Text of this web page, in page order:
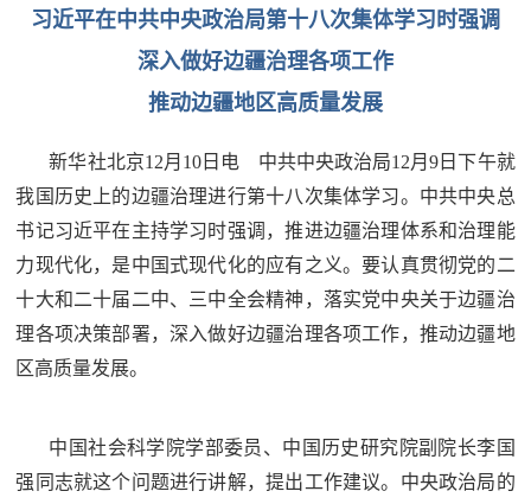
要
时
点
追
热
点
国
规
习近平在中共中央政治局第十八次集体学习时强调
深入做好边疆治理各项工作
推动边疆地区高质量发展
新华社北京12月10日电 中共中央政治局12月9日下午就
我国历史上的边疆治理进行第十八次集体学习。中共中央总
书记习近平在主持学习时强调，推进边疆治理体系和治理能
力现代化，是中国式现代化的应有之义。要认真贯彻党的二
十大和二十届二中、三中全会精神，落实党中央关于边疆治
理各项决策部署，深入做好边疆治理各项工作，推动边疆地
区高质量发展。
中国社会科学院学部委员、中国历史研究院副院长李国
强同志就这个问题进行讲解，提出工作建议。中央政治局的